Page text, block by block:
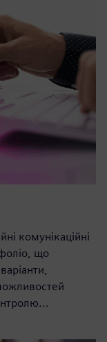
комунікаційні
що